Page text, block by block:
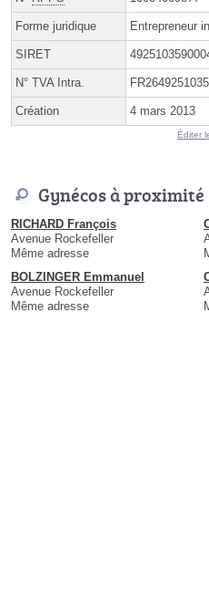
Forme juridique Entrepreneur
SIRET
N° TVA Intra.
Création 4 mars 2013
Éditer
Gynécos à proximité
RICHARD François
Avenue Rockefeller
Même adresse
BOLZINGER Emmanuel
Avenue Rockefeller
Même adresse